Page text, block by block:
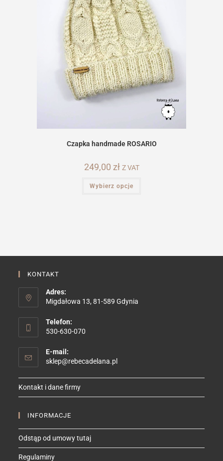
Czapka handmade ROSARIO
249,00 zł Z VAT
Wybierz opcje
KONTAKT
Adres:
Migdałowa 13, 81-589 Gdynia
Telefon:
530-630-070
E-mail:
sklep@rebecadelana.plOpens
your
Kontakt i dane firmy
INFORMACJE
Odstąp od umowy tutaj
Regulaminy